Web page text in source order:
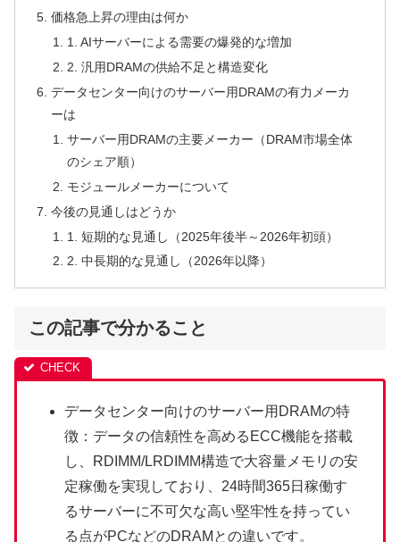
価格急上昇の理由は何か
1. AIサーバーによる需要の爆発的な増加
2. 汎用DRAMの供給不足と構造変化
データセンター向けのサーバー用DRAMの有力メーカ
ーは
サーバー用DRAMの主要メーカー（DRAM市場全体
のシェア順）
モジュールメーカーについて
今後の見通しはどうか
1. 短期的な見通し（2025年後半～2026年初頭）
2. 中長期的な見通し（2026年以降）
この記事で分かること
データセンター向けのサーバー用DRAMの特
徴：データの信頼性を高めるECC機能を搭載
し、RDIMM/LRDIMM構造で大容量メモリの安
定稼働を実現しており、24時間365日稼働す
るサーバーに不可欠な高い堅牢性を持ってい
る点がPCなどのDRAMとの違いです。